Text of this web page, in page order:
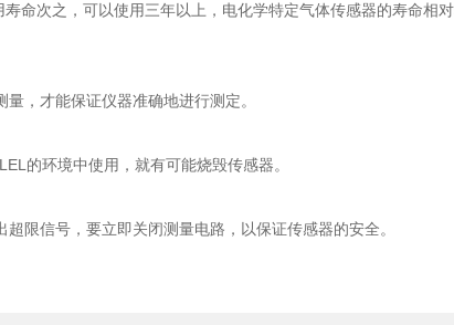
命次之，可以使用三年以上，电化学特定气体传感器的寿命相
，才能保证仪器准确地进行测定。
的环境中使用，就有可能烧毁传感器。
限信号，要立即关闭测量电路，以保证传感器的安全。